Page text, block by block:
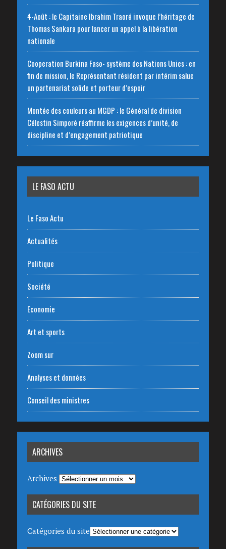
4-Août : le Capitaine Ibrahim Traoré invoque l’héritage de
Thomas Sankara pour lancer un appel à la libération
nationale
‎Cooperation Burkina Faso- système des Nations Unies : en
fin de mission, le Représentant résident par intérim salue
un partenariat solide et porteur d’espoir
Montée des couleurs au MGDP : le Général de division
Célestin Simporé réaffirme les exigences d’unité, de
discipline et d’engagement patriotique
LE FASO ACTU
Le Faso Actu
Actualités
Politique
Société
Economie
Art et sports
Zoom sur
Analyses et données
Conseil des ministres
ARCHIVES
Archives
CATÉGORIES DU SITE
Catégories du site